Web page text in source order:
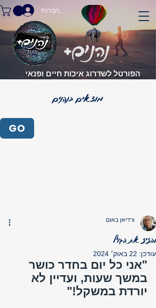
הפורטל לשדרוג איכות חיים ופנאי
התחברות
GO
להזיז את הגוף
ורדיאן באום
עודכן: 22 באוק׳ 2024
"אני כל יום בחדר כושר
במשך שעות, ועדיין לא
יורדת במשקל!"